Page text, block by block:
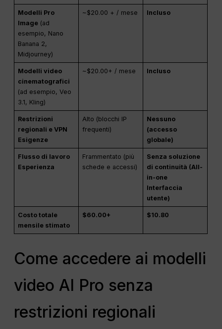
Modelli Pro
Image(ad
esempio, Nano
Banana 2,
Midjourney)
~$20.00 + / mese Incluso
Modelli video
cinematografici
(ad esempio, Veo
3.1, Kling)
~$20.00+ / mese Incluso
Restrizioni
regionali e VPN
Esigenze
Alto (blocchi IP
frequenti)
Nessuno
(accesso
globale)
Flusso di lavoro
Esperienza
Frammentato (più
schede e accessi)
Senza soluzione
di continuità (All-
in-one
Interfaccia
utente)
Costo totale
mensile stimato
$60.00+ $10.80
Come accedere ai modelli
video AI Pro senza
restrizioni regionali